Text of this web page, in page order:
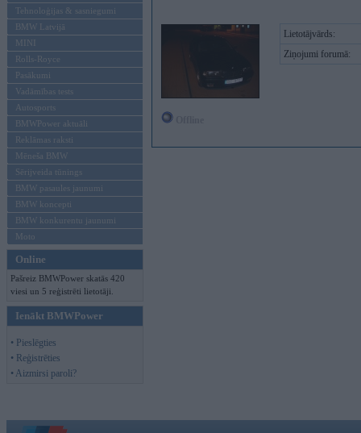
Tehnoloģijas & sasniegumi
BMW Latvijā
MINI
Rolls-Royce
Pasākumi
Vadāmības tests
Autosports
BMWPower aktuāli
Reklāmas raksti
Mēneša BMW
Sērijveida tūnings
BMW pasaules jaunumi
BMW koncepti
BMW konkurentu jaunumi
Moto
Online
Pašreiz BMWPower skatās 420
viesi un 5 reģistrēti lietotāji.
Ienākt BMWPower
• Pieslēgties
• Reģistrēties
• Aizmirsi paroli?
Lietotājvārds:
Ziņojumi forumā: